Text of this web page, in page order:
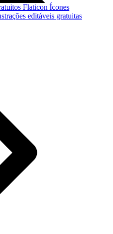
Flaticon Ícones
editáveis gratuitas